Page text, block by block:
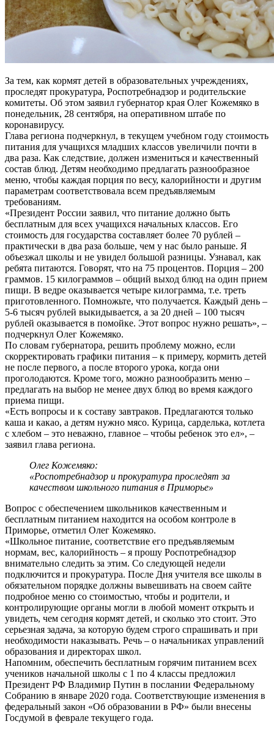
За тем, как кормят детей в образовательных учреждениях,
проследят прокуратура, Роспотребнадзор и родительские
комитеты. Об этом заявил губернатор края Олег Кожемяко в
понедельник, 28 сентября, на оперативном штабе по
коронавирусу.
Глава региона подчеркнул, в текущем учебном году стоимость
питания для учащихся младших классов увеличили почти в
два раза. Как следствие, должен измениться и качественный
состав блюд. Детям необходимо предлагать разнообразное
меню, чтобы каждая порция по весу, калорийности и другим
параметрам соответствовала всем предъявляемым
требованиям.
«Президент России заявил, что питание должно быть
бесплатным для всех учащихся начальных классов. Его
стоимость для государства составляет более 70 рублей –
практически в два раза больше, чем у нас было раньше. Я
объезжал школы и не увидел большой разницы. Узнавал, как
ребята питаются. Говорят, что на 75 процентов. Порция – 200
граммов. 15 килограммов – общий выход блюд на один прием
пищи. В ведре оказывается четыре килограмма, т.е. треть
приготовленного. Помножьте, что получается. Каждый день –
5-6 тысяч рублей выкидывается, а за 20 дней – 100 тысяч
рублей оказывается в помойке. Этот вопрос нужно решать», –
подчеркнул Олег Кожемяко.
По словам губернатора, решить проблему можно, если
скорректировать графики питания – к примеру, кормить детей
не после первого, а после второго урока, когда они
проголодаются. Кроме того, можно разнообразить меню –
предлагать на выбор не менее двух блюд во время каждого
приема пищи.
«Есть вопросы и к составу завтраков. Предлагаются только
каша и какао, а детям нужно мясо. Курица, сарделька, котлета
с хлебом – это неважно, главное – чтобы ребенок это ел», –
заявил глава региона.
Олег Кожемяко:
«Роспотребнадзор и прокуратура проследят за
качеством школьного питания в Приморье»
Вопрос с обеспечением школьников качественным и
бесплатным питанием находится на особом контроле в
Приморье, отметил Олег Кожемяко.
«Школьное питание, соответствие его предъявляемым
нормам, вес, калорийность – я прошу Роспотребнадзор
внимательно следить за этим. Со следующей недели
подключится и прокуратура. После Дня учителя все школы в
обязательном порядке должны вывешивать на своем сайте
подробное меню со стоимостью, чтобы и родители, и
контролирующие органы могли в любой момент открыть и
увидеть, чем сегодня кормят детей, и сколько это стоит. Это
серьезная задача, за которую будем строго спрашивать и при
необходимости наказывать. Речь – о начальниках управлений
образования и директорах школ.
Напомним, обеспечить бесплатным горячим питанием всех
учеников начальной школы с 1 по 4 классы предложил
Президент РФ Владимир Путин в послании Федеральному
Собранию в январе 2020 года. Соответствующие изменения в
федеральный закон «Об образовании в РФ» были внесены
Госдумой в феврале текущего года.